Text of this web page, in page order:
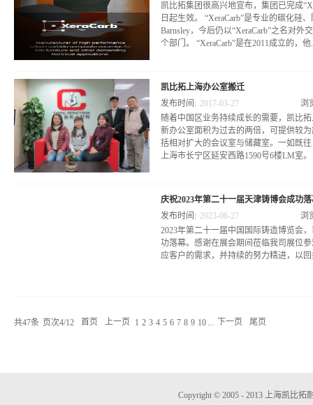
和Debbie Mills（上一任股东）担任董事
变。- Steve Mills将继续以顾问的角色向
凯比拓集团很高兴地宣布，集团已完成
日起生效。 “XeraCarb”是专业的碳化硅
Barnsley，今后仍以“XeraCarb”之名对
个部门。 “XeraCarb”是在2011成立的，他
们结合Sheffield Hallam 大学所开发和专
领先公司选定，应用在陶瓷窑炉架具、
外，“XeraCarb”制造一系列创新的高性
应用在防弹背心、车辆装甲、窑具、铝
用。
凯比拓上海办公室搬迁
随着中国区业务持续成长的需要，凯比
新办公室面积为过去的两倍，可提供较
括相对扩大的会议室与储藏室。一如既
上海市长宁区延安西路1590号6楼LM室。
发布时间: 2017-03-27 浏
庆祝2023年第二十一届天津铸博会成功
2023年第二十一届中国国际铸造博览会
功落幕。感谢在展会期间莅临我司展位
应客户的需求，并持续的努力精进，以
发布时间: 2023-06-27 浏
共47条 页次4/12 首页 上一页 1 2 3 4 5 6 7 8 9 10 下一页 尾页
Copyright © 2005 - 2013 上海凯比拓